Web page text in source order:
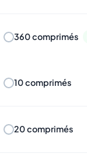
360 comprimés
10 comprimés
20 comprimés